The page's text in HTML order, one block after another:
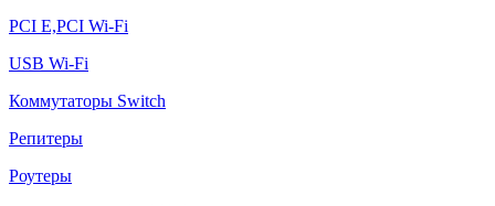
PCI E,PCI Wi-Fi
USB Wi-Fi
Коммутаторы Switch
Репитеры
Роутеры